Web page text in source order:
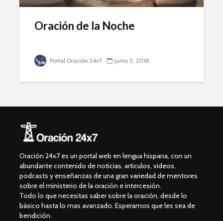
Oración de la Noche
Portal Oración 24x7 junio 5, 2018
Oración 24x7 es un portal web en lengua hispana, con un
abundante contenido de noticias, articulos, videos,
podcasts y enseñanzas de una gran variedad de mentores
sobre el ministerio de la oración e intercesión.
Todo lo que necesitas saber sobre la oración, desde lo
básico hasta lo mas avanzado. Esperamos que les sea de
bendición.